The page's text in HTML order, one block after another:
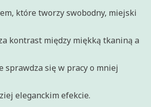
które tworzy swobodny, miejski
kontrast między miękką tkaniną a
sprawdza się w pracy o mniej
eleganckim efekcie.